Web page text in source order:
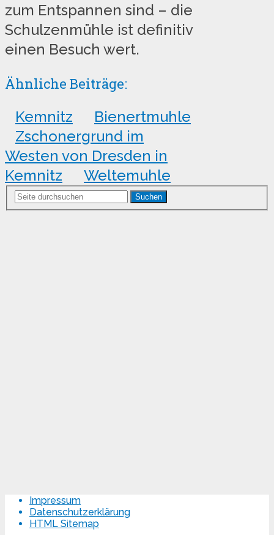
zum Entspannen sind – die
Schulzenmühle ist definitiv
einen Besuch wert.
Ähnliche Beiträge:
Kemnitz
Bienertmuhle
Zschonergrund im
Westen von Dresden in
Kemnitz
Weltemuhle
Suchen
Impressum
Datenschutzerklärung
HTML Sitemap